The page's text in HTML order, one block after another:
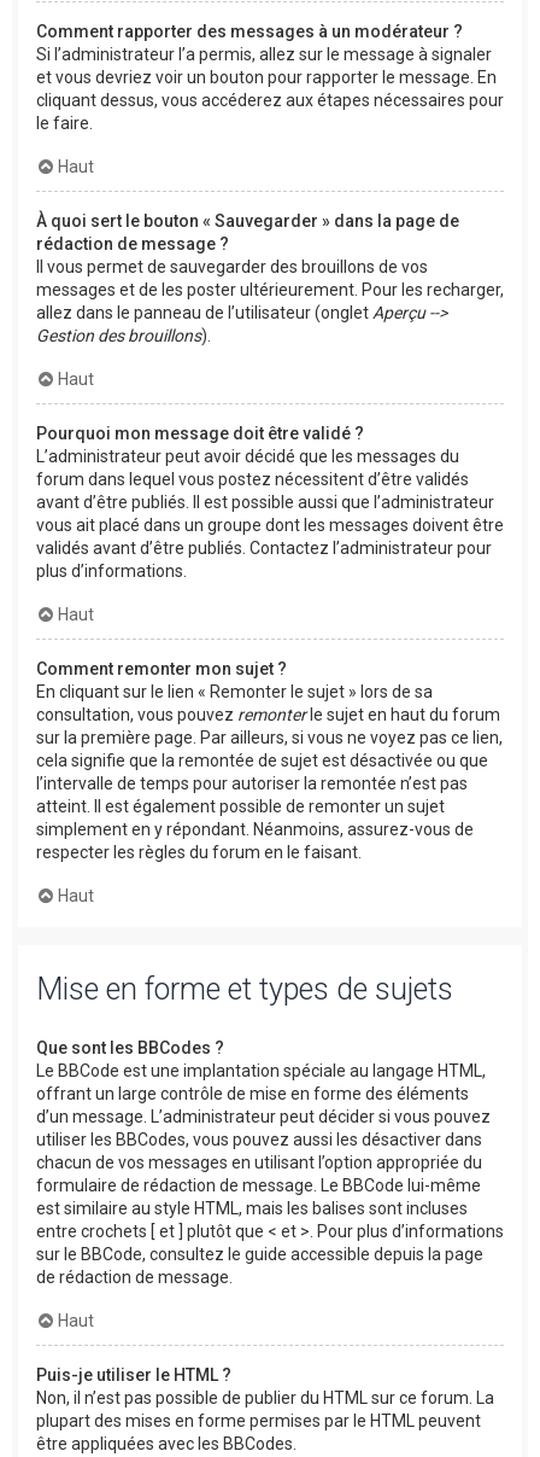
Comment rapporter des messages à un modérateur ?
Si l’administrateur l’a permis, allez sur le message à signaler
et vous devriez voir un bouton pour rapporter le message. En
cliquant dessus, vous accéderez aux étapes nécessaires pour
le faire.
Haut
À quoi sert le bouton « Sauvegarder » dans la page de
rédaction de message ?
Il vous permet de sauvegarder des brouillons de vos
messages et de les poster ultérieurement. Pour les recharger,
allez dans le panneau de l’utilisateur (onglet Aperçu -->
Gestion des brouillons).
Haut
Pourquoi mon message doit être validé ?
L’administrateur peut avoir décidé que les messages du
forum dans lequel vous postez nécessitent d’être validés
avant d’être publiés. Il est possible aussi que l’administrateur
vous ait placé dans un groupe dont les messages doivent être
validés avant d’être publiés. Contactez l’administrateur pour
plus d’informations.
Haut
Comment remonter mon sujet ?
En cliquant sur le lien « Remonter le sujet » lors de sa
consultation, vous pouvez remonterle sujet en haut du forum
sur la première page. Par ailleurs, si vous ne voyez pas ce lien,
cela signifie que la remontée de sujet est désactivée ou que
l’intervalle de temps pour autoriser la remontée n’est pas
atteint. Il est également possible de remonter un sujet
simplement en y répondant. Néanmoins, assurez-vous de
respecter les règles du forum en le faisant.
Haut
Mise en forme et types de sujets
Que sont les BBCodes ?
Le BBCode est une implantation spéciale au langage HTML,
offrant un large contrôle de mise en forme des éléments
d’un message. L’administrateur peut décider si vous pouvez
utiliser les BBCodes, vous pouvez aussi les désactiver dans
chacun de vos messages en utilisant l’option appropriée du
formulaire de rédaction de message. Le BBCode lui-même
est similaire au style HTML, mais les balises sont incluses
entre crochets [ et ] plutôt que < et >. Pour plus d’informations
sur le BBCode, consultez le guide accessible depuis la page
de rédaction de message.
Haut
Puis-je utiliser le HTML ?
Non, il n’est pas possible de publier du HTML sur ce forum. La
plupart des mises en forme permises par le HTML peuvent
être appliquées avec les BBCodes.